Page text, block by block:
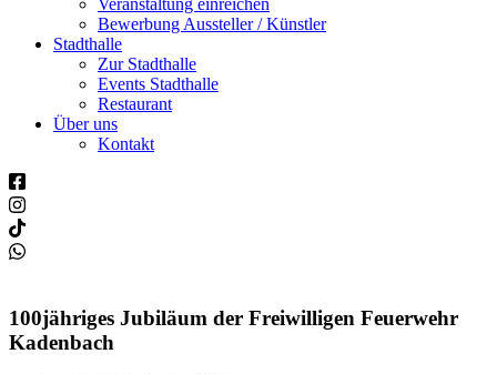
Bewerbung Aussteller / Künstler
Stadthalle
Zur Stadthalle
Events Stadthalle
Restaurant
Über uns
Kontakt
100jähriges Jubiläum der Freiwilligen Feuerwehr
Kadenbach